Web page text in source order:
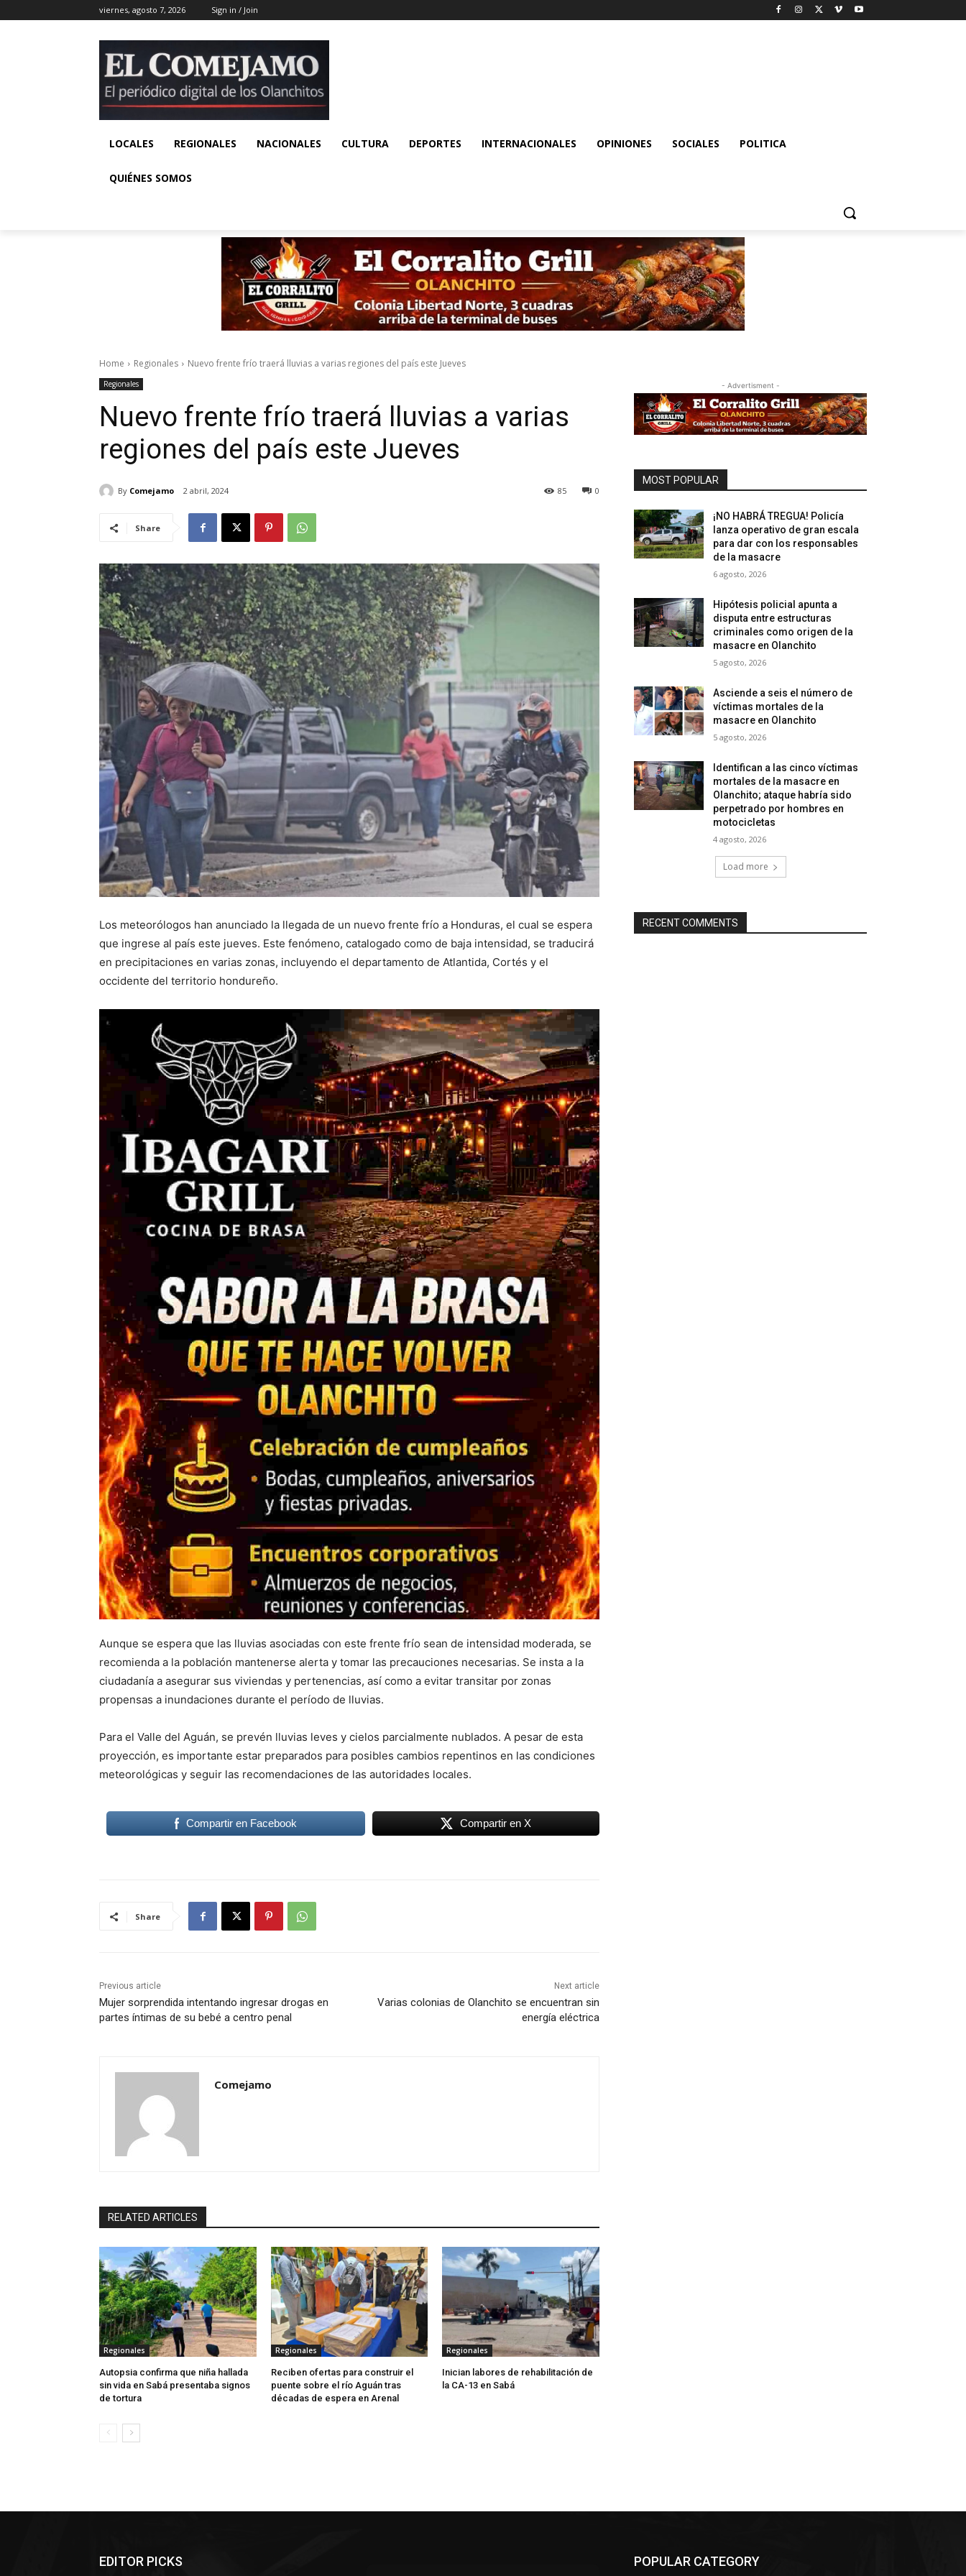
viernes, agosto 7, 2026 Sign in / Join
LOCALES REGIONALES NACIONALES CULTURA DEPORTES INTERNACIONALES OPINIONES SOCIALES POLITICA
QUIÉNES SOMOS
Home Regionales Nuevo frente frío traerá lluvias a varias regiones del país este Jueves
Regionales
Nuevo frente frío traerá lluvias a varias
regiones del país este Jueves
By Comejamo 2 abril, 2024 0
85
Share
Los meteorólogos han anunciado la llegada de un nuevo frente frío a Honduras, el cual se espera
que ingrese al país este jueves. Este fenómeno, catalogado como de baja intensidad, se traducirá
en precipitaciones en varias zonas, incluyendo el departamento de Atlantida, Cortés y el
occidente del territorio hondureño.
Aunque se espera que las lluvias asociadas con este frente frío sean de intensidad moderada, se
recomienda a la población mantenerse alerta y tomar las precauciones necesarias. Se insta a la
ciudadanía a asegurar sus viviendas y pertenencias, así como a evitar transitar por zonas
propensas a inundaciones durante el período de lluvias.
Para el Valle del Aguán, se prevén lluvias leves y cielos parcialmente nublados. A pesar de esta
proyección, es importante estar preparados para posibles cambios repentinos en las condiciones
meteorológicas y seguir las recomendaciones de las autoridades locales.
Compartir en Facebook Compartir en X
Share
Previous article
Mujer sorprendida intentando ingresar drogas en
partes íntimas de su bebé a centro penal
Next article
Varias colonias de Olanchito se encuentran sin
energía eléctrica
Comejamo
RELATED ARTICLES
Regionales
Autopsia confirma que niña hallada
sin vida en Sabá presentaba signos
de tortura
Regionales
Reciben ofertas para construir el
puente sobre el río Aguán tras
décadas de espera en Arenal
Regionales
Inician labores de rehabilitación de
la CA-13 en Sabá
- Advertisment -
MOST POPULAR
¡NO HABRÁ TREGUA! Policía
lanza operativo de gran escala
para dar con los responsables
de la masacre
6 agosto, 2026
Hipótesis policial apunta a
disputa entre estructuras
criminales como origen de la
masacre en Olanchito
5 agosto, 2026
Asciende a seis el número de
víctimas mortales de la
masacre en Olanchito
5 agosto, 2026
Identifican a las cinco víctimas
mortales de la masacre en
Olanchito; ataque habría sido
perpetrado por hombres en
motocicletas
4 agosto, 2026
Load more
RECENT COMMENTS
EDITOR PICKS POPULAR CATEGORY